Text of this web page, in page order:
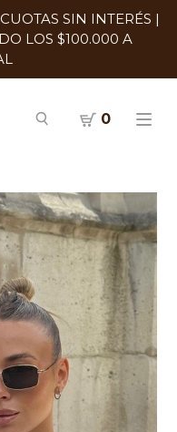
SIN INTERÉS |
LOS $100.000 A
0